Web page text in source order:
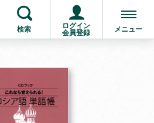
検索
ログイン
会員登録
メニュー
お支払いに進む